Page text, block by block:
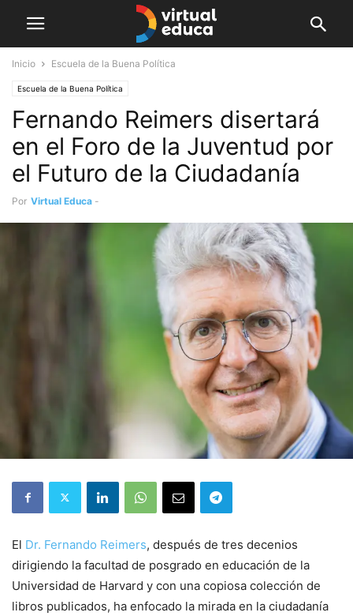
Inicio Escuela de la Buena Política
Escuela de la Buena Política
Fernando Reimers disertará
en el Foro de la Juventud por
el Futuro de la Ciudadanía
Por Virtual Educa -
El Dr. Fernando Reimers, después de tres decenios
dirigiendo la facultad de posgrado en educación de la
Universidad de Harvard y con una copiosa colección de
libros publicados, ha enfocado la mirada en la ciudadanía